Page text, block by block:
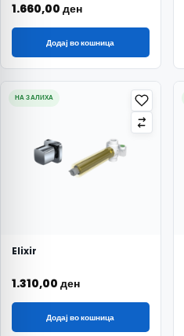
1.660,00 ден
Додај во кошница
НА ЗАЛИХА
Elixir
1.310,00 ден
Додај во кошница